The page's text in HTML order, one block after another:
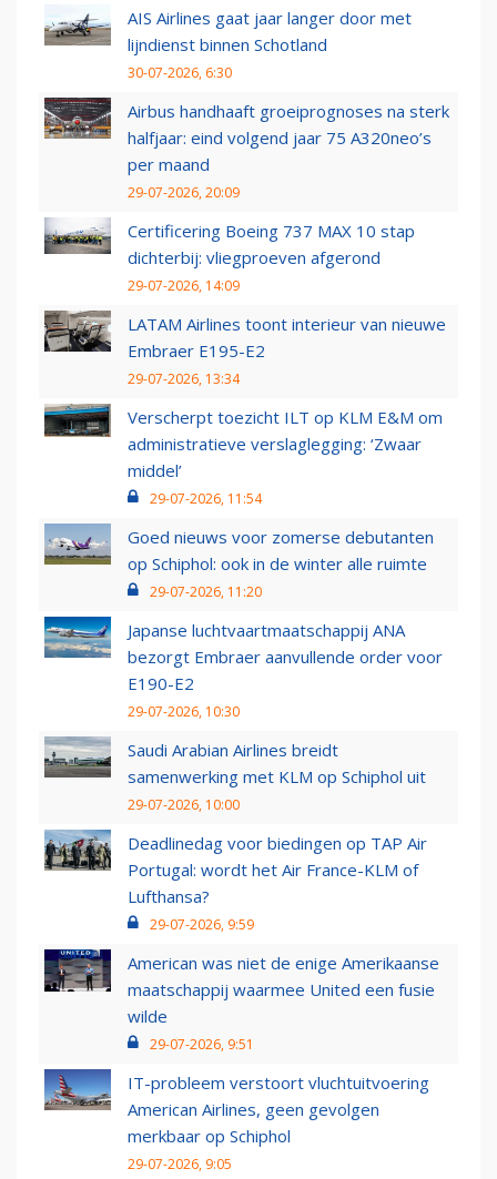
AIS Airlines gaat jaar langer door met
lijndienst binnen Schotland
30-07-2026, 6:30
Airbus handhaaft groeiprognoses na sterk
halfjaar: eind volgend jaar 75 A320neo’s
per maand
29-07-2026, 20:09
Certificering Boeing 737 MAX 10 stap
dichterbij: vliegproeven afgerond
29-07-2026, 14:09
LATAM Airlines toont interieur van nieuwe
Embraer E195-E2
29-07-2026, 13:34
Verscherpt toezicht ILT op KLM E&M om
administratieve verslaglegging: ‘Zwaar
middel’
29-07-2026, 11:54
Goed nieuws voor zomerse debutanten
op Schiphol: ook in de winter alle ruimte
29-07-2026, 11:20
Japanse luchtvaartmaatschappij ANA
bezorgt Embraer aanvullende order voor
E190-E2
29-07-2026, 10:30
Saudi Arabian Airlines breidt
samenwerking met KLM op Schiphol uit
29-07-2026, 10:00
Deadlinedag voor biedingen op TAP Air
Portugal: wordt het Air France-KLM of
Lufthansa?
29-07-2026, 9:59
American was niet de enige Amerikaanse
maatschappij waarmee United een fusie
wilde
29-07-2026, 9:51
IT-probleem verstoort vluchtuitvoering
American Airlines, geen gevolgen
merkbaar op Schiphol
29-07-2026, 9:05